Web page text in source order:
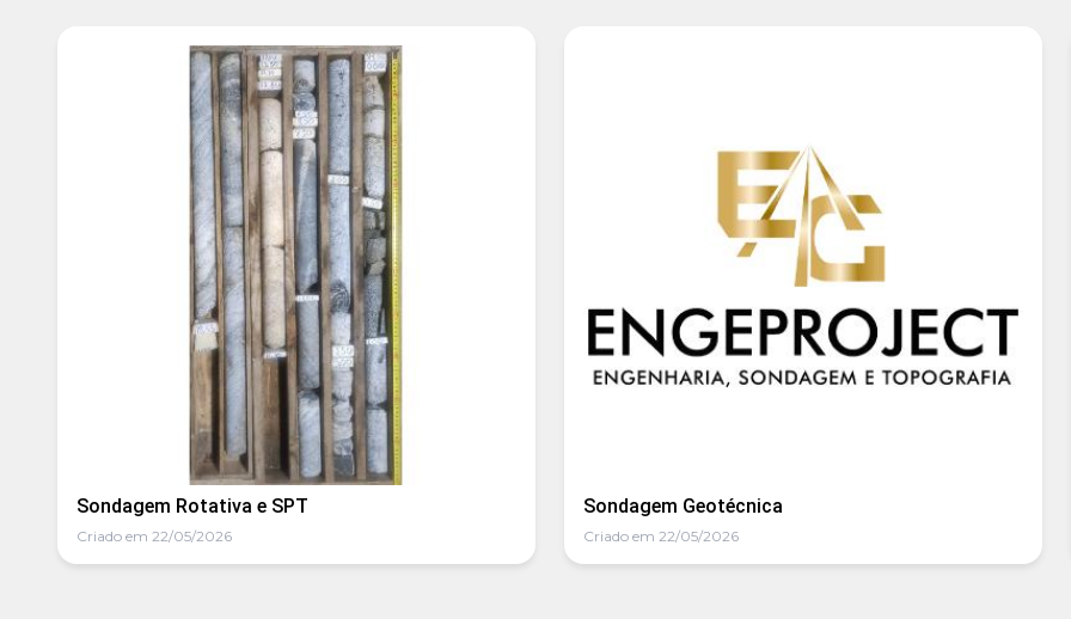
Sondagem Rotativa e SPT
Criado em 22/05/2026
Sondagem Geotécnica
Criado em 22/05/2026